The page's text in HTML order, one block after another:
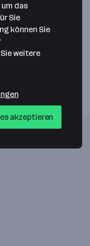
das
Sie
können Sie
weitere
akzeptieren